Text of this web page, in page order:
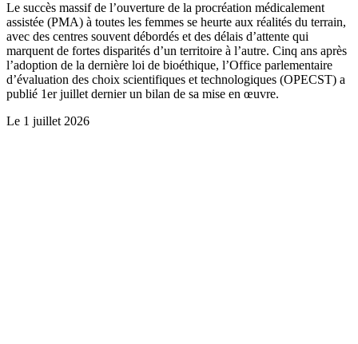
Le succès massif de l’ouverture de la procréation médicalement
assistée (PMA) à toutes les femmes se heurte aux réalités du terrain,
avec des centres souvent débordés et des délais d’attente qui
marquent de fortes disparités d’un territoire à l’autre. Cinq ans après
l’adoption de la dernière loi de bioéthique, l’Office parlementaire
d’évaluation des choix scientifiques et technologiques (OPECST) a
publié 1er juillet dernier un bilan de sa mise en œuvre.
Le 1 juillet 2026